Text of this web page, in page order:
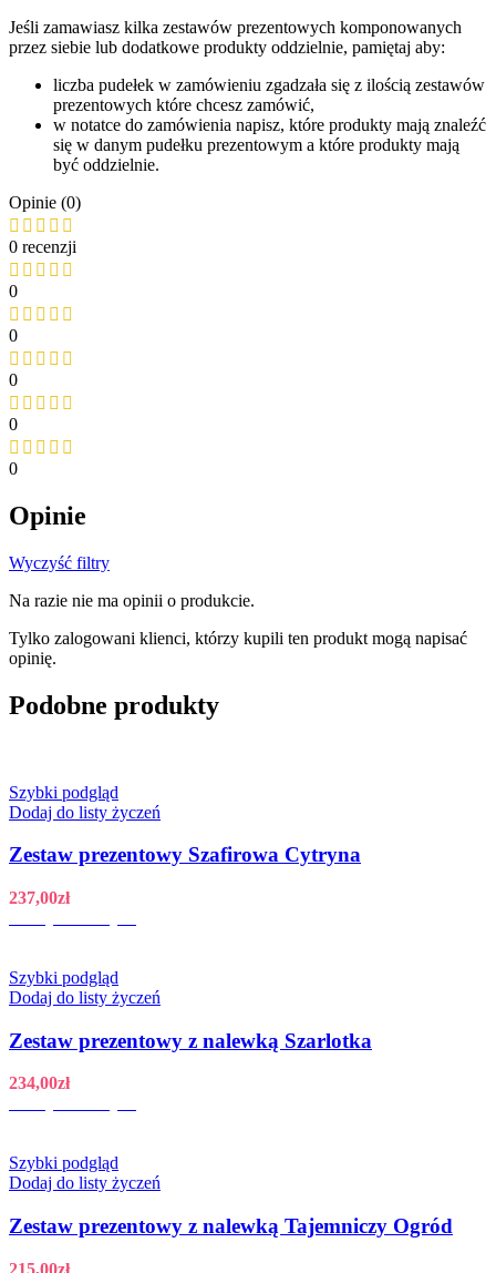
Jeśli zamawiasz kilka zestawów prezentowych komponowanych
przez siebie lub dodatkowe produkty oddzielnie, pamiętaj aby:
liczba pudełek w zamówieniu zgadzała się z ilością zestawów
prezentowych które chcesz zamówić,
w notatce do zamówienia napisz, które produkty mają znaleźć
się w danym pudełku prezentowym a które produkty mają
być oddzielnie.
Opinie (0)
0 recenzji
0
0
0
0
0
Opinie
Wyczyść filtry
Na razie nie ma opinii o produkcie.
Tylko zalogowani klienci, którzy kupili ten produkt mogą napisać
opinię.
Podobne produkty
Szybki podgląd
Dodaj do listy życzeń
Zestaw prezentowy Szafirowa Cytryna
237,00zł
Szybki podgląd
Dodaj do listy życzeń
Zestaw prezentowy z nalewką Szarlotka
234,00zł
Szybki podgląd
Dodaj do listy życzeń
Zestaw prezentowy z nalewką Tajemniczy Ogród
215,00zł